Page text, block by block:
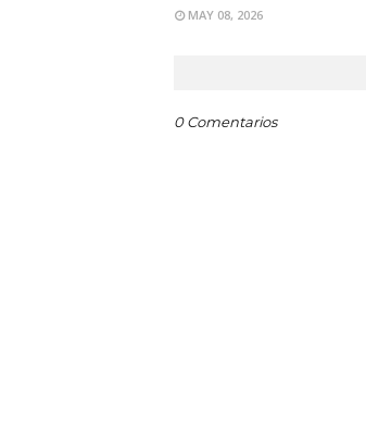
MAY 08, 2026
0 Comentarios